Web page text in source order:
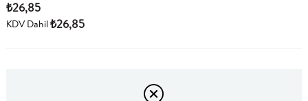
₺26,85
KDV Dahil₺26,85